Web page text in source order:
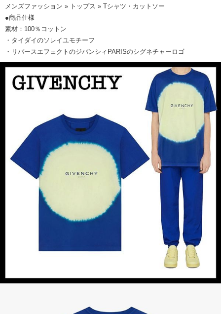
メンズファッション » トップス » Tシャツ・カットソー
●商品仕様
素材：100％コットン
・タイダイのソレイユモチーフ
・リバースエフェクトのジバンシィPARISのシグネチャーロゴ